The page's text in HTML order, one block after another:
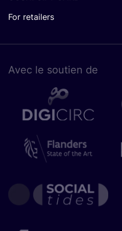
For retailers
Avec le sou­tien de